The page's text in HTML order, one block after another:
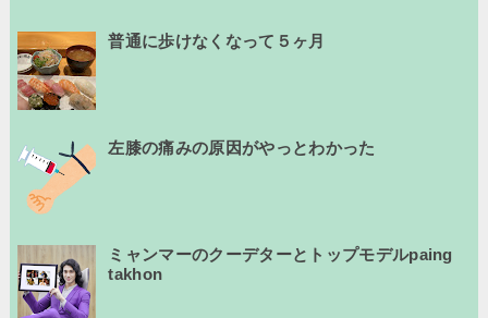
普通に歩けなくなって５ヶ月
左膝の痛みの原因がやっとわかった
ミャンマーのクーデターとトップモデルpaing
takhon